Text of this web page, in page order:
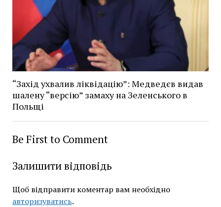
“Захід ухвалив ліквідацію”: Медведєв видав
шалену “версію” замаху на Зеленського в
Польщі
Be First to Comment
Залишити відповідь
Щоб відправити коментар вам необхідно
авторизуватись.